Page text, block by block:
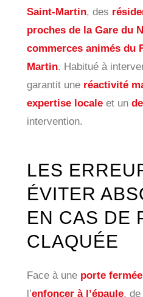
Saint-Martin, des
proches de la Gare du
commerces animés du
Martin. Habitué à
garantit une réactivité
expertise localeet un
intervention.
LES
ÉVITER
EN CAS DE
CLAQUÉE
Face à une porte fermée
l’enfoncer à l’épaule, de